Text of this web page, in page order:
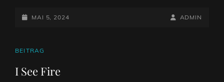
POSTED-
MAI 5, 2024
BY
BYLINE
ADMIN
CAT
BEITRAG
I See Fire